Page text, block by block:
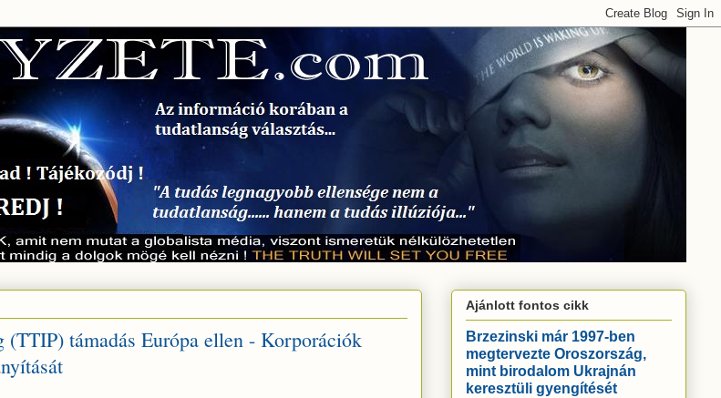
(TTIP) támadás Európa ellen - Korporációk
Ajánlott fontos cikk
Brzezinski már 1997-ben
megtervezte Oroszország,
mint birodalom Ukrajnán
keresztüli gyengítését